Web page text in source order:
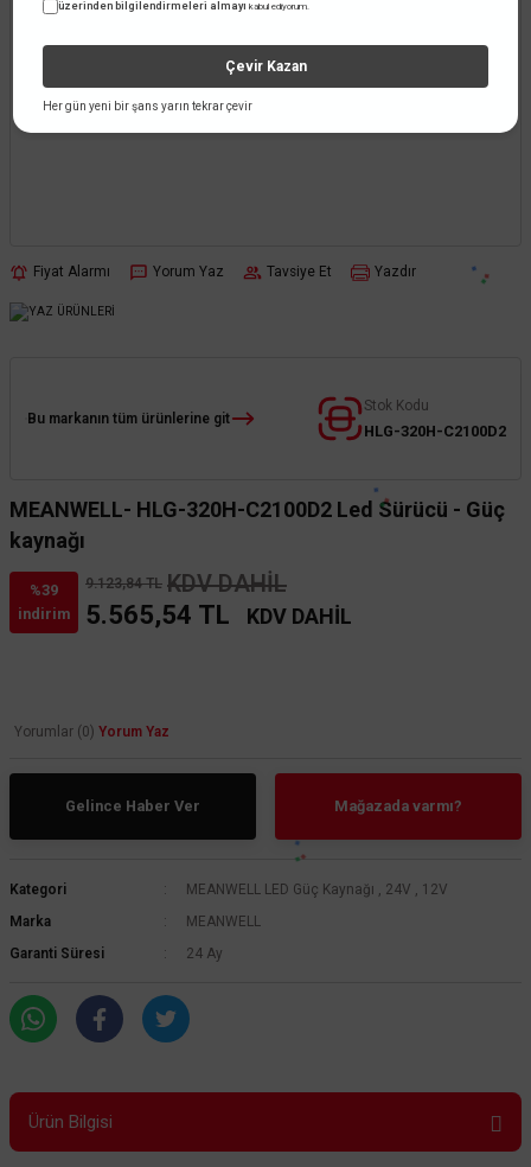
Fiyat Alarmı Yorum Yaz Tavsiye Et Yazdır
Bu markanın tüm ürünlerine git
Stok Kodu
HLG-320H-C2100D2
MEANWELL- HLG-320H-C2100D2 Led Sürücü - Güç
kaynağı
%39
indirim
9.123,84 TL KDV DAHİL
5.565,54 TL KDV DAHİL
Yorumlar (0) Yorum Yaz
Gelince Haber Ver Mağazada varmı?
Kategori MEANWELL LED Güç Kaynağı , 24V , 12V
Marka
MEANWELL
Garanti Süresi
24 Ay
Ürün Bilgisi
üzerinden bilgilendirmeleri almayı kabul ediyorum.
Çevir Kazan
Her gün yeni bir şans yarın tekrar çevir